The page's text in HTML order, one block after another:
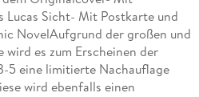
Lucas Sicht- Mit Postkarte und
NovelAufgrund der großen und
es zum Erscheinen der
5 eine limitierte Nachauflage
wird ebenfalls einen